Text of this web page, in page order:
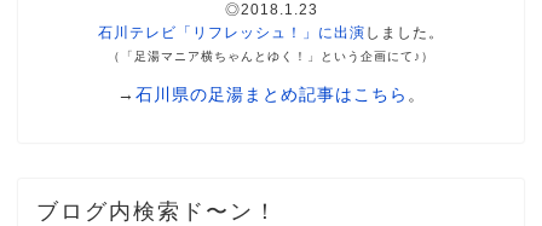
◎2018.1.23
石川テレビ「リフレッシュ！」に出演 しました。
（「足湯マニア横ちゃんとゆく！」という企画にて♪）
→ 石川県の足湯まとめ記事はこちら 。
ブログ内検索ド〜ン！